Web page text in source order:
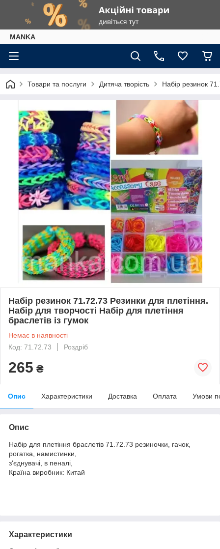
МАNKА
Товари та послуги Дитяча творість Набір резинок
Набір резинок 71.72.73 Резинки для плетіння.
Набір для творчості Набір для плетіння
браслетів із гумок
Немає в наявності
Код: 71.72.73
Роздріб
265 ₴
Опис Характеристики Доставка Оплата Умови
Опис
Набір для плетіння браслетів 71.72.73 резиночки, гачок,
рогатка, намистинки,
з'єднувачі, в пеналі,
Країна виробник: Китай
Характеристики